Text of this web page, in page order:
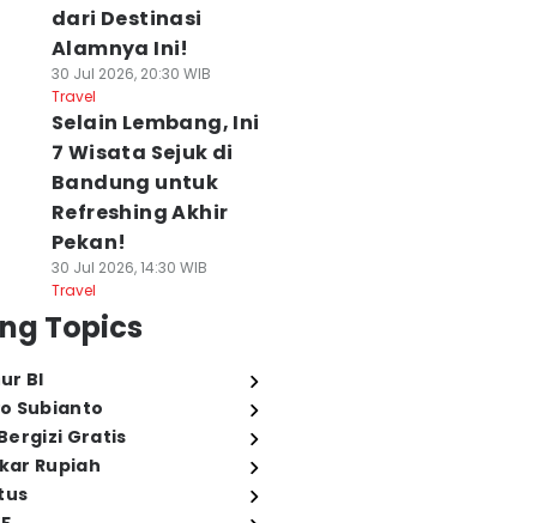
dari Destinasi
Alamnya Ini!
30 Jul 2026, 20:30 WIB
Travel
Selain Lembang, Ini
7 Wisata Sejuk di
Bandung untuk
Refreshing Akhir
Pekan!
30 Jul 2026, 14:30 WIB
Travel
Topics
BI
Subianto
Gratis
Rupiah